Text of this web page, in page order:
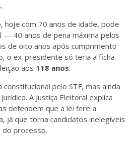
hoje com 70 anos de idade, pode
— 40 anos de pena máxima pelos
de oito anos após cumprimento
o ex-presidente só teria a ficha
aos 118 anos.
pelo STF, mas ainda
A Justiça Eleitoral explica
defendem que a lei fere a
já que torna candidatos inelegíveis
processo.